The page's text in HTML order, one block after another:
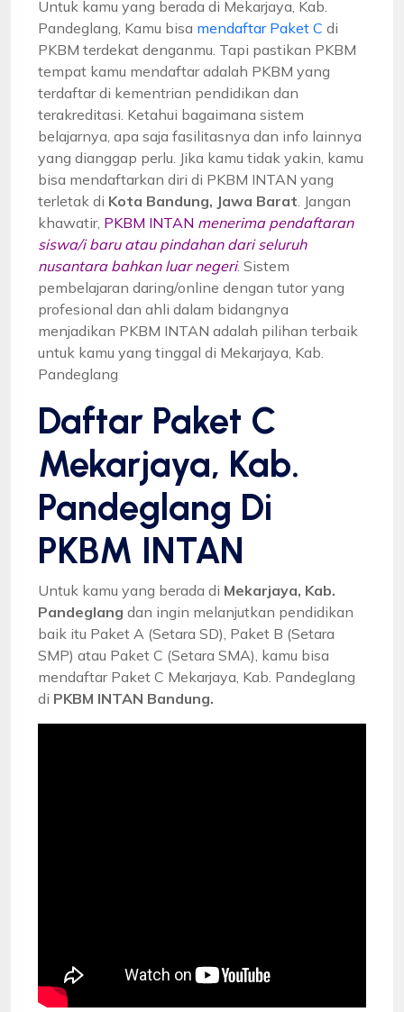
Untuk kamu yang berada di Mekarjaya, Kab.
Pandeglang, Kamu bisa mendaftar Paket C di
PKBM terdekat denganmu. Tapi pastikan PKBM
tempat kamu mendaftar adalah PKBM yang
terdaftar di kementrian pendidikan dan
terakreditasi. Ketahui bagaimana sistem
belajarnya, apa saja fasilitasnya dan info lainnya
yang dianggap perlu. Jika kamu tidak yakin, kamu
bisa mendaftarkan diri di PKBM INTAN yang
terletak di Kota Bandung, Jawa Barat . Jangan
khawatir, PKBM INTAN menerima pendaftaran
siswa/i baru atau pindahan dari seluruh
nusantara bahkan luar negeri. Sistem
pembelajaran daring/online dengan tutor yang
profesional dan ahli dalam bidangnya
menjadikan PKBM INTAN adalah pilihan terbaik
untuk kamu yang tinggal di Mekarjaya, Kab.
Pandeglang
Daftar Paket C
Mekarjaya, Kab.
Pandeglang Di
PKBM INTAN
Untuk kamu yang berada di Mekarjaya, Kab.
Pandeglang dan ingin melanjutkan pendidikan
baik itu Paket A (Setara SD), Paket B (Setara
SMP) atau Paket C (Setara SMA), kamu bisa
mendaftar Paket C Mekarjaya, Kab. Pandeglang
di PKBM INTAN Bandung.